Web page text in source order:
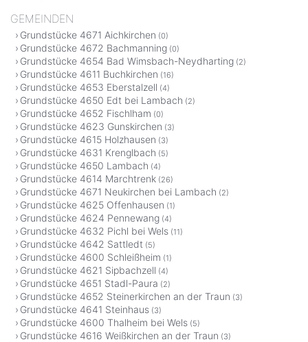
GEMEINDEN
Grundstücke 4671 Aichkirchen (0)
Grundstücke 4672 Bachmanning (0)
Grundstücke 4654 Bad Wimsbach-Neydharting (2)
Grundstücke 4611 Buchkirchen (16)
Grundstücke 4653 Eberstalzell (4)
Grundstücke 4650 Edt bei Lambach (2)
Grundstücke 4652 Fischlham (0)
Grundstücke 4623 Gunskirchen (3)
Grundstücke 4615 Holzhausen (3)
Grundstücke 4631 Krenglbach (5)
Grundstücke 4650 Lambach (4)
Grundstücke 4614 Marchtrenk (26)
Grundstücke 4671 Neukirchen bei Lambach (2)
Grundstücke 4625 Offenhausen (1)
Grundstücke 4624 Pennewang (4)
Grundstücke 4632 Pichl bei Wels (11)
Grundstücke 4642 Sattledt (5)
Grundstücke 4600 Schleißheim (1)
Grundstücke 4621 Sipbachzell (4)
Grundstücke 4651 Stadl-Paura (2)
Grundstücke 4652 Steinerkirchen an der Traun (3)
Grundstücke 4641 Steinhaus (3)
Grundstücke 4600 Thalheim bei Wels (5)
Grundstücke 4616 Weißkirchen an der Traun (3)